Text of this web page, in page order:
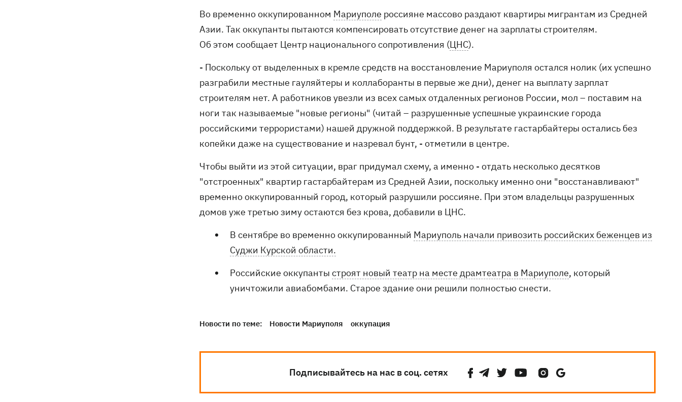
Во временно оккупированном Мариуполе россияне массово раздают квартиры мигрантам из Средней
Азии. Так оккупанты пытаются компенсировать отсутствие денег на зарплаты строителям.
Об этом сообщает Центр национального сопротивления (ЦНС).
- Поскольку от выделенных в кремле средств на восстановление Мариуполя остался нолик (их успешно
разграбили местные гауляйтеры и коллаборанты в первые же дни), денег на выплату зарплат
строителям нет. А работников увезли из всех самых отдаленных регионов России, мол – поставим на
ноги так называемые "новые регионы" (читай – разрушенные успешные украинские города
российскими террористами) нашей дружной поддержкой. В результате гастарбайтеры остались без
копейки даже на существование и назревал бунт, - отметили в центре.
Чтобы выйти из этой ситуации, враг придумал схему, а именно - отдать несколько десятков
"отстроенных" квартир гастарбайтерам из Средней Азии, поскольку именно они "восстанавливают"
временно оккупированный город, который разрушили россияне. При этом владельцы разрушенных
домов уже третью зиму остаются без крова, добавили в ЦНС.
В сентябре во временно оккупированный Мариуполь начали привозить российских беженцев из
Суджи Курской области.
Российские оккупанты строят новый театр на месте драмтеатра в Мариуполе, который
уничтожили авиабомбами. Старое здание они решили полностью снести.
Новости по теме: Новости Мариуполя оккупация
Подписывайтесь на нас в соц. сетях